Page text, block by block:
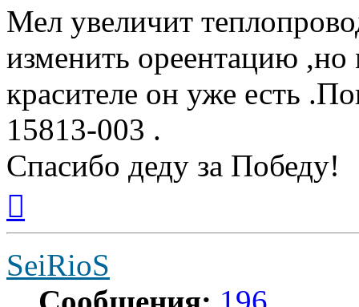
Мел увеличит
изменить ореентацию
красителе он уже есть
15813-003 .
Спасибо деду за Победу!
началу
SeiRioS